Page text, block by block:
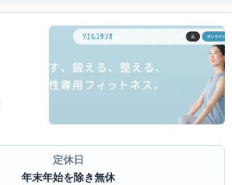
定休日
年末年始を除き無休